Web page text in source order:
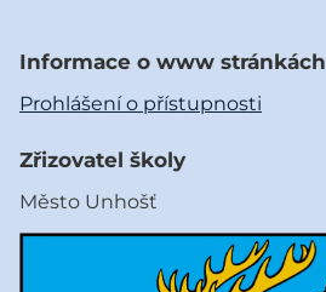
Informace o www stránkách
Prohlášení o přístupnosti
Zřizovatel školy
Město Unhošť